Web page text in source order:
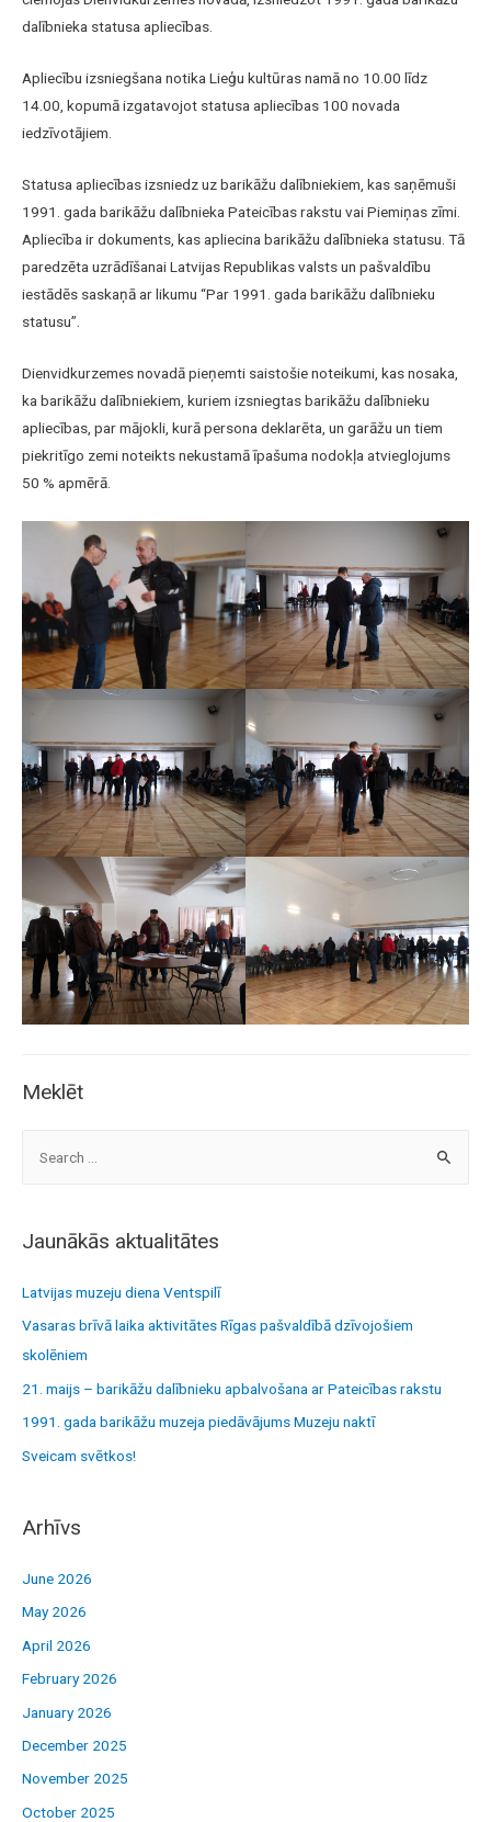
dalībnieka statusa apliecības.
Apliecību izsniegšana notika Lieģu kultūras namā no 10.00 līdz
14.00, kopumā izgatavojot statusa apliecības 100 novada
iedzīvotājiem.
Statusa apliecības izsniedz uz barikāžu dalībniekiem, kas saņēmuši
1991. gada barikāžu dalībnieka Pateicības rakstu vai Piemiņas zīmi.
Apliecība ir dokuments, kas apliecina barikāžu dalībnieka statusu. Tā
paredzēta uzrādīšanai Latvijas Republikas valsts un pašvaldību
iestādēs saskaņā ar likumu “Par 1991. gada barikāžu dalībnieku
statusu”.
Dienvidkurzemes novadā pieņemti saistošie noteikumi, kas nosaka,
ka barikāžu dalībniekiem, kuriem izsniegtas barikāžu dalībnieku
apliecības, par mājokli, kurā persona deklarēta, un garāžu un tiem
piekritīgo zemi noteikts nekustamā īpašuma nodokļa atvieglojums
50 % apmērā.
Meklēt
h
f
o
Jaunākās aktualitātes
Latvijas muzeju diena Ventspilī
Vasaras brīvā laika aktivitātes Rīgas pašvaldībā dzīvojošiem
skolēniem
21. maijs – barikāžu dalībnieku apbalvošana ar Pateicības rakstu
1991. gada barikāžu muzeja piedāvājums Muzeju naktī
Sveicam svētkos!
Arhīvs
June 2026
May 2026
April 2026
February 2026
January 2026
December 2025
November 2025
October 2025